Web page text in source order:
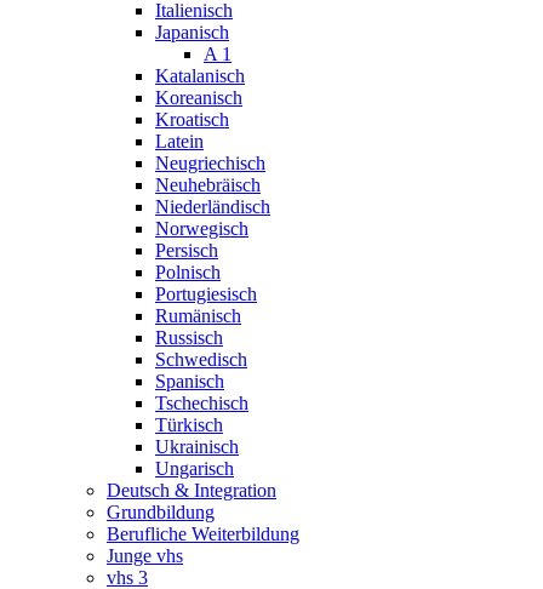
Italienisch
Japanisch
A 1
Katalanisch
Koreanisch
Kroatisch
Latein
Neugriechisch
Neuhebräisch
Niederländisch
Norwegisch
Persisch
Polnisch
Portugiesisch
Rumänisch
Russisch
Schwedisch
Spanisch
Tschechisch
Türkisch
Ukrainisch
Ungarisch
Deutsch & Integration
Grundbildung
Berufliche Weiterbildung
Junge vhs
vhs 3